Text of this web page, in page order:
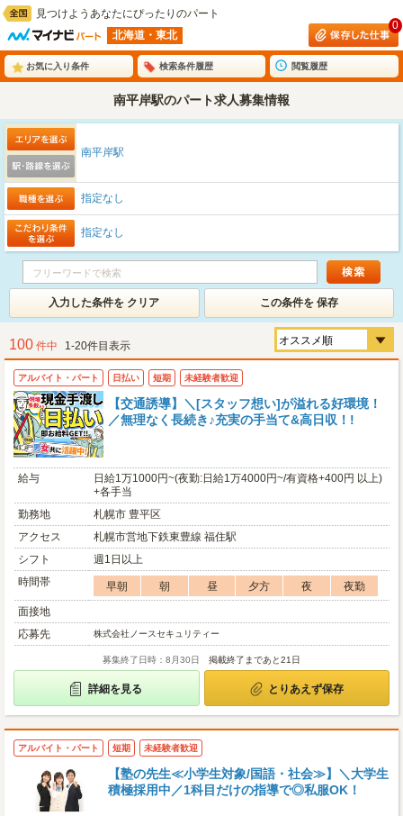
見つけようあなたにぴったりのパート
北海道・東北
0
お気に入り条件 検索条件履歴 閲覧履歴
南平岸駅のパート求人募集情報
南平岸駅
指定なし
指定なし
入力した条件を クリア この条件を 保存
100 件中 1-20件目表示
アルバイト・パート 日払い 短期 未経験者歓迎
【交通誘導】＼[スタッフ想い]が溢れる好環境！
／無理なく長続き♪充実の手当て&高日収！!
給与
日給1万1000円~(夜勤:日給1万4000円~/有資格+400円 以上)
+各手当
勤務地
札幌市 豊平区
アクセス
札幌市営地下鉄東豊線 福住駅
シフト
週1日以上
時間帯
早朝 朝 昼 夕方 夜
夜勤
面接地
応募先
株式会社ノースセキュリティー
募集終了日時：8月30日 掲載終了まであと21日
詳細を見る とりあえず保存
アルバイト・パート 短期 未経験者歓迎
【塾の先生≪小学生対象/国語・社会≫】＼大学生
積極採用中／1科目だけの指導で◎私服OK！